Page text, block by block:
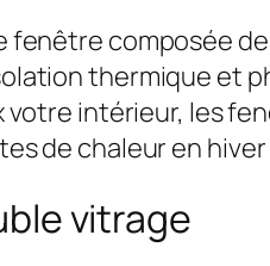
composée
thermique et
intérieur, les
de chaleur en
vitrage